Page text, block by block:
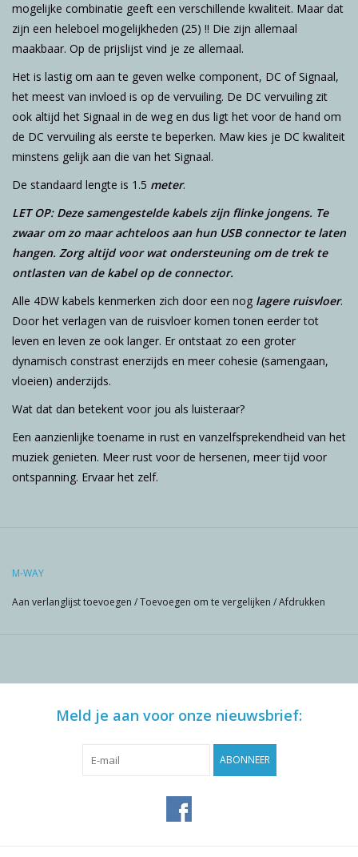
mogelijke combinatie geeft een verschillende kwaliteit. Maar dat
zijn een heleboel mogelijkheden (25) !! Die zijn allemaal
maakbaar. Op de prijslijst vind je ze allemaal.
Het is lastig om aan te geven welke component, DC of Signaal,
het meest van invloed is op de vervuiling. De DC vervuiling zit
ook altijd het Signaal in de weg en dus ligt het voor de hand om
de DC vervuiling als eerste te beperken. Maw kies je DC kwaliteit
minstens gelijk aan die van het Signaal.
De standaard lengte is 1.5 meter.
LET OP: Deze samengestelde kabels zijn flinke jongens. Te
zwaar om zo maar achteloos aan hun USB connector te laten
hangen. Zorg altijd voor wat ondersteuning om de trek te
ontlasten van de kabel op de connector.
Alle 4DW kabels kenmerken zich door een nog lagere ruisvloer.
Door het verlagen van de ruisvloer komen tonen eerder tot
leven en leven ze ook langer. Er ontstaat zo een groter
dynamisch constrast enerzijds en meer cohesie (samengaan,
vloeien) anderzijds.
Wat dat dan betekent voor jou als luisteraar?
Een aanzienlijke toename in rust en vanzelfsprekendheid van het
muziek genieten. Meer rust voor de hersenen, meer tijd voor
ontspanning. Ervaar het zelf.
M-WAY
Aan verlanglijst toevoegen /Toevoegen om te vergelijken /Afdrukken
Meld je aan voor onze nieuwsbrief:
ABONNEER